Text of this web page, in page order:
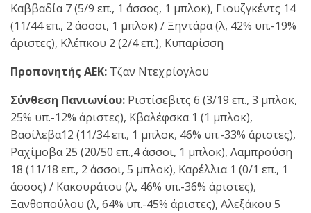
Καββαδία 7 (5/9 επ., 1 άσσος, 1 μπλοκ), Γιουζγκέντς 14
(11/44 επ., 2 άσσοι, 1 μπλοκ) / Ξηντάρα (λ, 42% υπ.-19%
άριστες), Κλέπκου 2 (2/4 επ.), Κυπαρίσση
Προπονητής ΑΕΚ: Τζαν Ντεχρίογλου
Σύνθεση Πανιωνίου: Ριστίσεβιτς 6 (3/19 επ., 3 μπλοκ,
25% υπ.-12% άριστες), Κβαλέφσκα 1 (1 μπλοκ),
Βασίλεβα12 (11/34 επ., 1 μπλοκ, 46% υπ.-33% άριστες),
Ραχίμοβα 25 (20/50 επ.,4 άσσοι, 1 μπλοκ), Λαμπρούση
18 (11/18 επ., 2 άσσοι, 5 μπλοκ), Καρέλλια 1 (0/1 επ., 1
άσσος) / Κακουράτου (λ, 46% υπ.-36% άριστες),
Ξανθοπούλου (λ, 64% υπ.-45% άριστες), Αλεξάκου 5